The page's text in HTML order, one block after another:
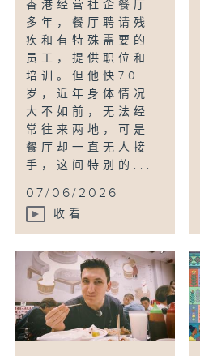
香港经营社企餐厅
多年，餐厅聘请残
疾和有特殊需要的
员工，提供职位和
培训。但他快70
岁，近年身体情况
大不如前，无法经
常往来两地，可是
餐厅却一直无人接
手，这间特别的...
07/06/2026
收看